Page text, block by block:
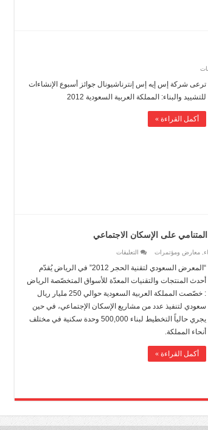
أسبوع
الإنشاءات
للتشييد
والبناء
ترعى شركة إس إيه إس إنترناشيونال جوائز أسبوع الإنشاءات
للتشييد والبناء: المملكة العربية السعودية 2012
أكمل القراءة »
,معارض ومؤتمرات التعليقات
تخصص
250
مليار
ريال
سعودي
لمواجهة
الطلب
المتنامي
على
الإسكان
“المعرض السعودي لتقنية الحجر 2012” في الرياض يُقدّم
أحدث المنتجات والتقنيات المعدّة للأسواق المتخصّصة الرياض
: خصّصت المملكة العربية السعودية حوالي 250 مليار ريال
سعودي لتنفيذ عدد من مشاريع الإسكان الإجتماعي، في حين
يجري حالياً التخطيط لبناء 500,000 وحدة سكنية في مختلف
أنحاء المملكة.
أكمل القراءة »